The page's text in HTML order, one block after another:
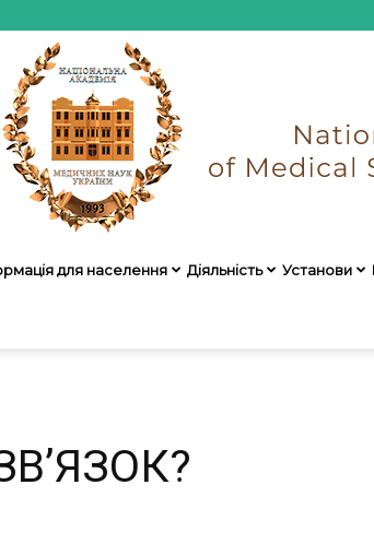
України
для населення Діяльність Установи